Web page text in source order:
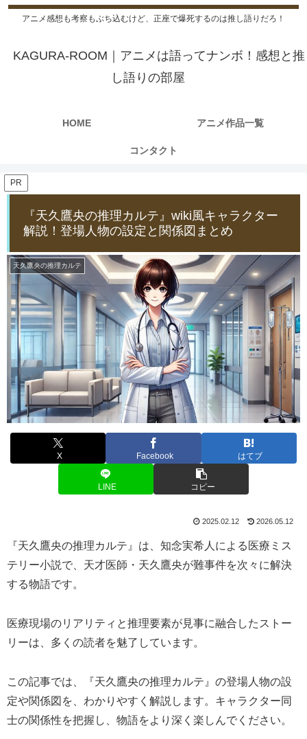
アニメ感想も考察もぶち込むけど、正座で爆死するのは推し語りだろ！
KAGURA-ROOM｜アニメは語ってナンボ！感想と推
し語りの部屋
HOME アニメ作品一覧
コンタクト
PR
『天久鷹央の推理カルテ』wiki風キャラクター
解説！登場人物の設定と関係図まとめ
天久鷹央の推理カルテ
X Facebook はてブ
LINE コピー
2025.02.12 2026.05.12
『天久鷹央の推理カルテ』は、知念実希人による医療ミス
テリー小説で、天才医師・天久鷹央が難事件を次々に解決
する物語です。
医療現場のリアリティと推理要素が見事に融合したストー
リーは、多くの読者を魅了しています。
この記事では、『天久鷹央の推理カルテ』の登場人物の設
定や関係図を、わかりやすく解説します。キャラクター同
士の関係性を把握し、物語をより深く楽しんでください。